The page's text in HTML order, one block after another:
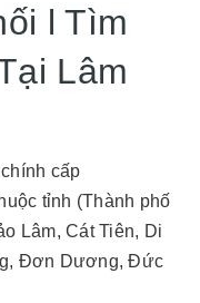
l Tìm
Lâm
cấp
tỉnh (Thành phố
Lâm, Cát Tiên, Di
Đơn Dương, Đức